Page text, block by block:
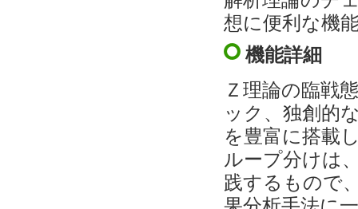
想に便利な機
機能詳細
Ｚ理論の臨戦
ック、独創的
を豊富に搭載
ループ分けは
践するもので